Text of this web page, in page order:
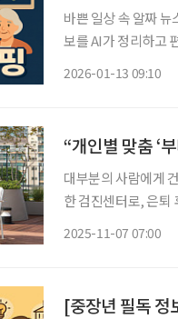
바쁜 일상 속 알짜
보를 AI가 정리하고 편집국 기자
2026-01-13 09:10
“개인별 맞춤 ‘
대부분의 사람에게
한 검진센터로, 은퇴
2025-11-07 07:00
[중장년 필독 정